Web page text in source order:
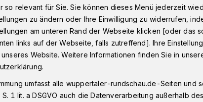
Cannabis-
über den Cannabis-Konsum von
so relevant für Sie. Sie können dieses Menü jederzeit
zu ändern oder Ihre Einwilligung zu widerrufen,
am unteren Rand der Webseite klicken [oder das
links auf der Webseite, falls zutreffend]. Ihre
Website. Weitere Informationen finden Sie in
umfasst alle wuppertaler-rundschau.de-Seiten und
1 lit. a DSGVO auch die Datenverarbeitung außerhalb des